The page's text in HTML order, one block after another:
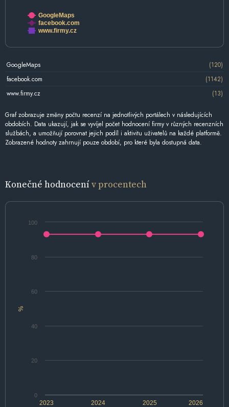
GoogleMaps
facebook.com
www.firmy.cz
GoogleMaps
(120)
facebook.com
(1142)
www.firmy.cz
(13)
Graf zobrazuje změny počtu recenzí na jednotlivých portálech v následujících
obdobích. Data ukazují, jak se vyvíjel počet hodnocení firmy v různých recenzních
službách, a umožňují porovnat jejich podíl i aktivitu uživatelů na každé platformě.
Zobrazené hodnoty zahrnují pouze období, pro které byla dostupná data.
Konečné hodnocenív procentech
%
2024 2026
2023 2025
0
20
40
60
80
100